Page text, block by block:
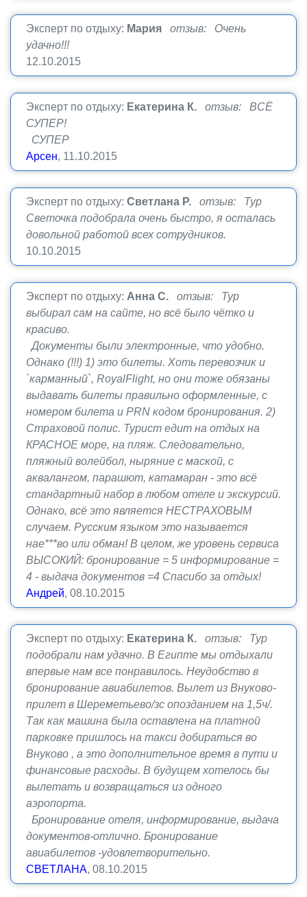
Эксперт по отдыху: Мария
отзыв: Очень
удачно!!!
12.10.2015
Эксперт по отдыху: Екатерина К.
отзыв: ВСЁ
СУПЕР!
СУПЕР
Арсен, 11.10.2015
Эксперт по отдыху: Светлана Р.
отзыв: Тур
Светочка подобрала очень быстро, я осталась
довольной работой всех сотрудников.
10.10.2015
Эксперт по отдыху: Анна С.
отзыв: Тур
выбирал сам на сайте, но всё было чётко и
красиво.
Документы были электронные, что удобно.
Однако (!!!) 1) это билеты. Хоть перевозчик и
`карманный`, RoyalFlight, но они тоже обязаны
выдавать билеты правильно оформленные, с
номером билета и PRN кодом бронирования. 2)
Страховой полис. Турист едит на отдых на
КРАСНОЕ море, на пляж. Следовательно,
пляжный волейбол, ныряние с маской, с
аквалангом, парашют, катамаран - это всё
стандартный набор в любом отеле и экскурсий.
Однако, всё это является НЕСТРАХОВЫМ
случаем. Русским языком это называется
нае***во или обман! В целом, же уровень сервиса
ВЫСОКИЙ: бронирование = 5 информирование =
4 - выдача документов =4 Спасибо за отдых!
Андрей, 08.10.2015
Эксперт по отдыху: Екатерина К.
отзыв: Тур
подобрали нам удачно. В Египте мы отдыхали
впервые нам все понравилось. Неудобство в
бронирование авиабилетов. Вылет из Внуково-
прилет в Шереметьево/зс опозданием на 1,5ч/.
Так как машина была оставлена на платной
парковке пришлось на такси добираться во
Внуково , а это дополнительное время в пути и
финансовые расходы. В будущем хотелось бы
вылетать и возвращаться из одного
аэропорта.
Бронирование отеля, информирование, выдача
документов-отлично. Бронирование
авиабилетов -удовлетворительно.
СВЕТЛАНА, 08.10.2015